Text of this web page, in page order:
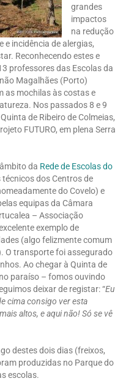
grandes
impactos
na redução
e incidência de alergias,
Reconhecendo estes e
professores das Escolas da
Magalhães (Porto)
as mochilas às costas e
Nos passados 8 e 9
de Ribeiro de Colmeias,
FUTURO, em plena Serra
da Rede de Escolas do
dos Centros de
do Covelo) e
equipas da Câmara
– Associação
exemplo de
(algo felizmente comum
O transporte foi assegurado
Ao chegar à Quinta de
paraíso – fomos ouvindo
deixar de registar: “Eu
cima consigo ver esta
altos, e aqui não! Só se vê
destes dois dias (freixos,
produzidas no Parque do
escolas.